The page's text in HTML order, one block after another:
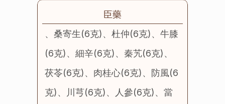
臣藥
、桑寄生(6克)、杜仲(6克)、牛膝
(6克)、細辛(6克)、秦艽(6克)、
茯苓(6克)、肉桂心(6克)、防風(6
克)、川芎(6克)、人參(6克)、當